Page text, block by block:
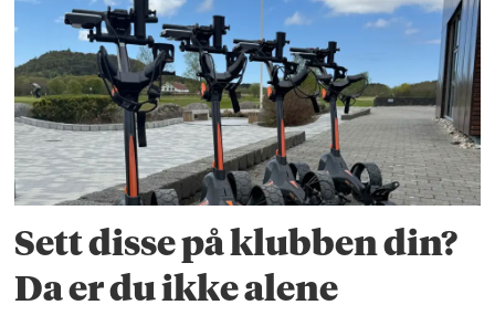
Sett disse på klubben din?
Da er du ikke alene